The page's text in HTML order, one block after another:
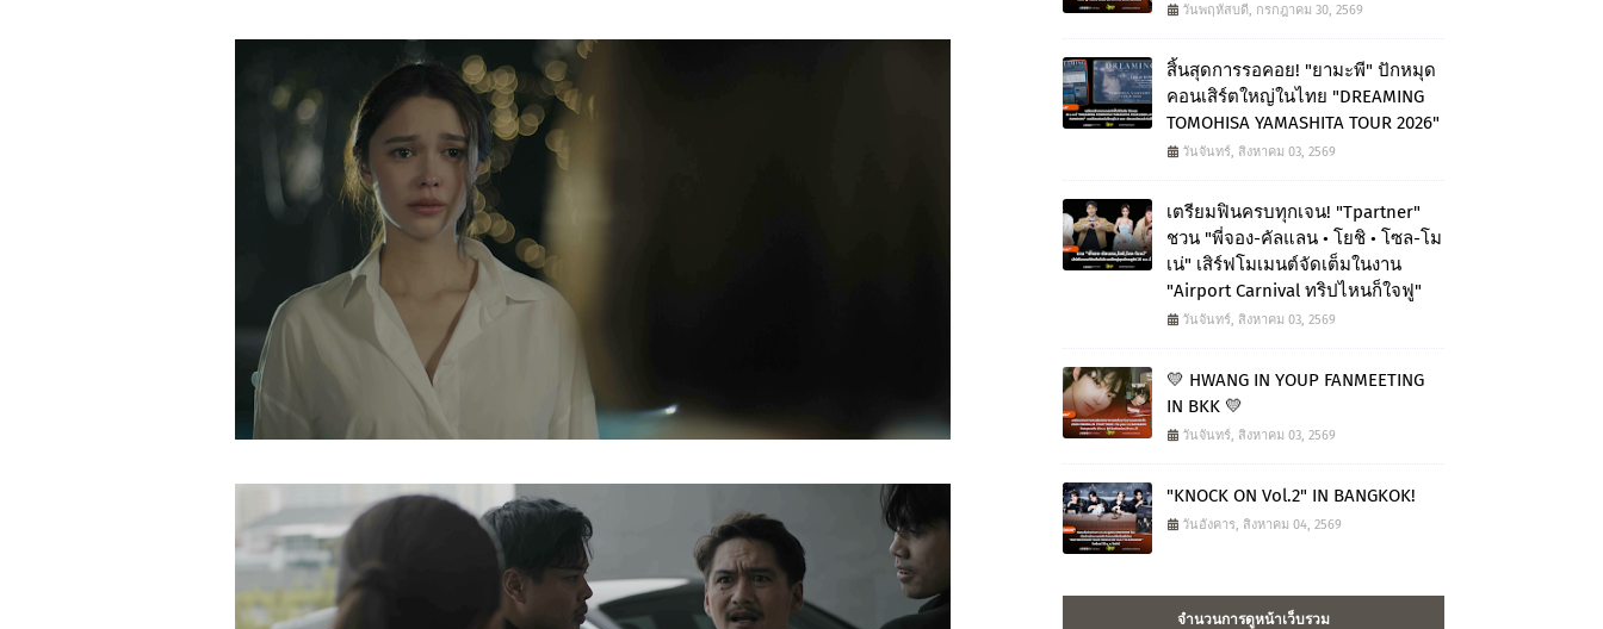
วันพฤหัสบดี, กรกฎาคม 30, 2569
สิ้นสุดการรอคอย! "ยามะพี" ปักหมุด
คอนเสิร์ตใหญ่ในไทย "DREAMING
TOMOHISA YAMASHITA TOUR 2026"
วันจันทร์, สิงหาคม 03, 2569
เตรียมฟินครบทุกเจน! "Tpartner"
ชวน "พี่จอง-คัลแลน • โยชิ • โซล-โม
เน่" เสิร์ฟโมเมนต์จัดเต็มในงาน
"Airport Carnival ทริปไหนก็ใจฟู"
วันจันทร์, สิงหาคม 03, 2569
💛 HWANG IN YOUP FANMEETING
IN BKK 💛
วันจันทร์, สิงหาคม 03, 2569
"KNOCK ON Vol.2" IN BANGKOK!
วันอังคาร, สิงหาคม 04, 2569
จำนวนการดูหน้าเว็บรวม